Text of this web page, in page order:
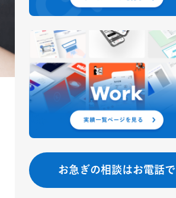
お急ぎの相談はお電話で